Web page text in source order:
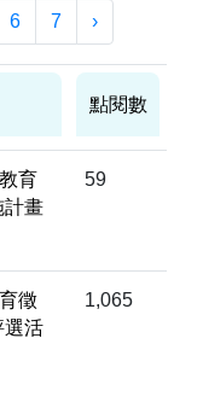
6 7 ›
點閱數
育
計畫
59
徵
選活
1,065